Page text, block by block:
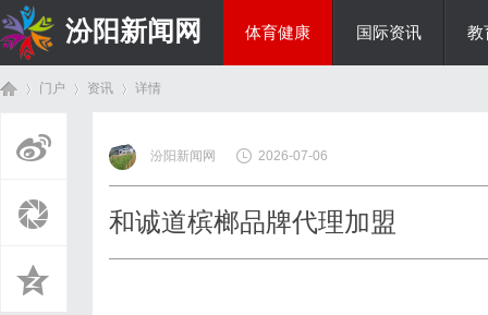
汾阳新闻网 体育健康 国际资讯 教
门户 资讯
›
详情
汾阳新闻网 2026-07-06
和诚道槟榔品牌代理加盟